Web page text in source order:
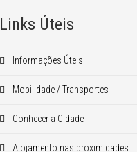
Links Úteis
Informações Úteis
Mobilidade / Transportes
Conhecer a Cidade
Alojamento nas proximidades